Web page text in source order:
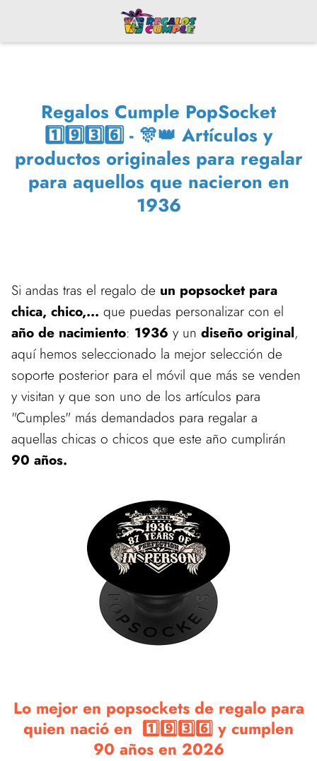
Regalos Cumple PopSocket
1️⃣9️⃣3️⃣6️⃣ - 🎊👑 Artículos y
productos originales para regalar
para aquellos que nacieron en
1936
Si andas tras el regalo de un popsocket para
chica, chico,... que puedas personalizar con el
año de nacimiento: 1936 y un diseño original,
aquí hemos seleccionado la mejor selección de
soporte posterior para el móvil que más se venden
y visitan y que son uno de los artículos para
"Cumples" más demandados para regalar a
aquellas chicas o chicos que este año cumplirán
90 años.
Lo mejor en popsockets de regalo para
quien nació en 1️⃣9️⃣3️⃣6️⃣ y cumplen
90 años en 2026